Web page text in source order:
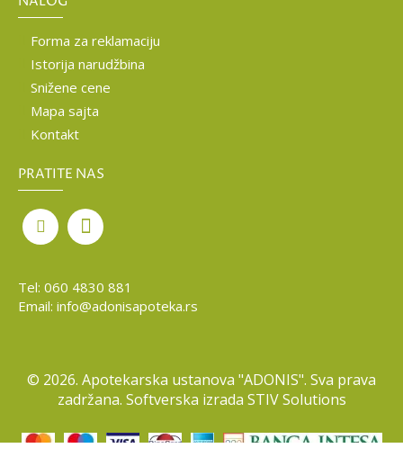
Forma za reklamaciju
Istorija narudžbina
Snižene cene
Mapa sajta
Kontakt
PRATITE NAS
Tel: 060 4830 881
Email: info@adonisapoteka.rs
© 2026. Apotekarska ustanova "ADONIS". Sva prava
zadržana. Softverska izrada STIV Solutions